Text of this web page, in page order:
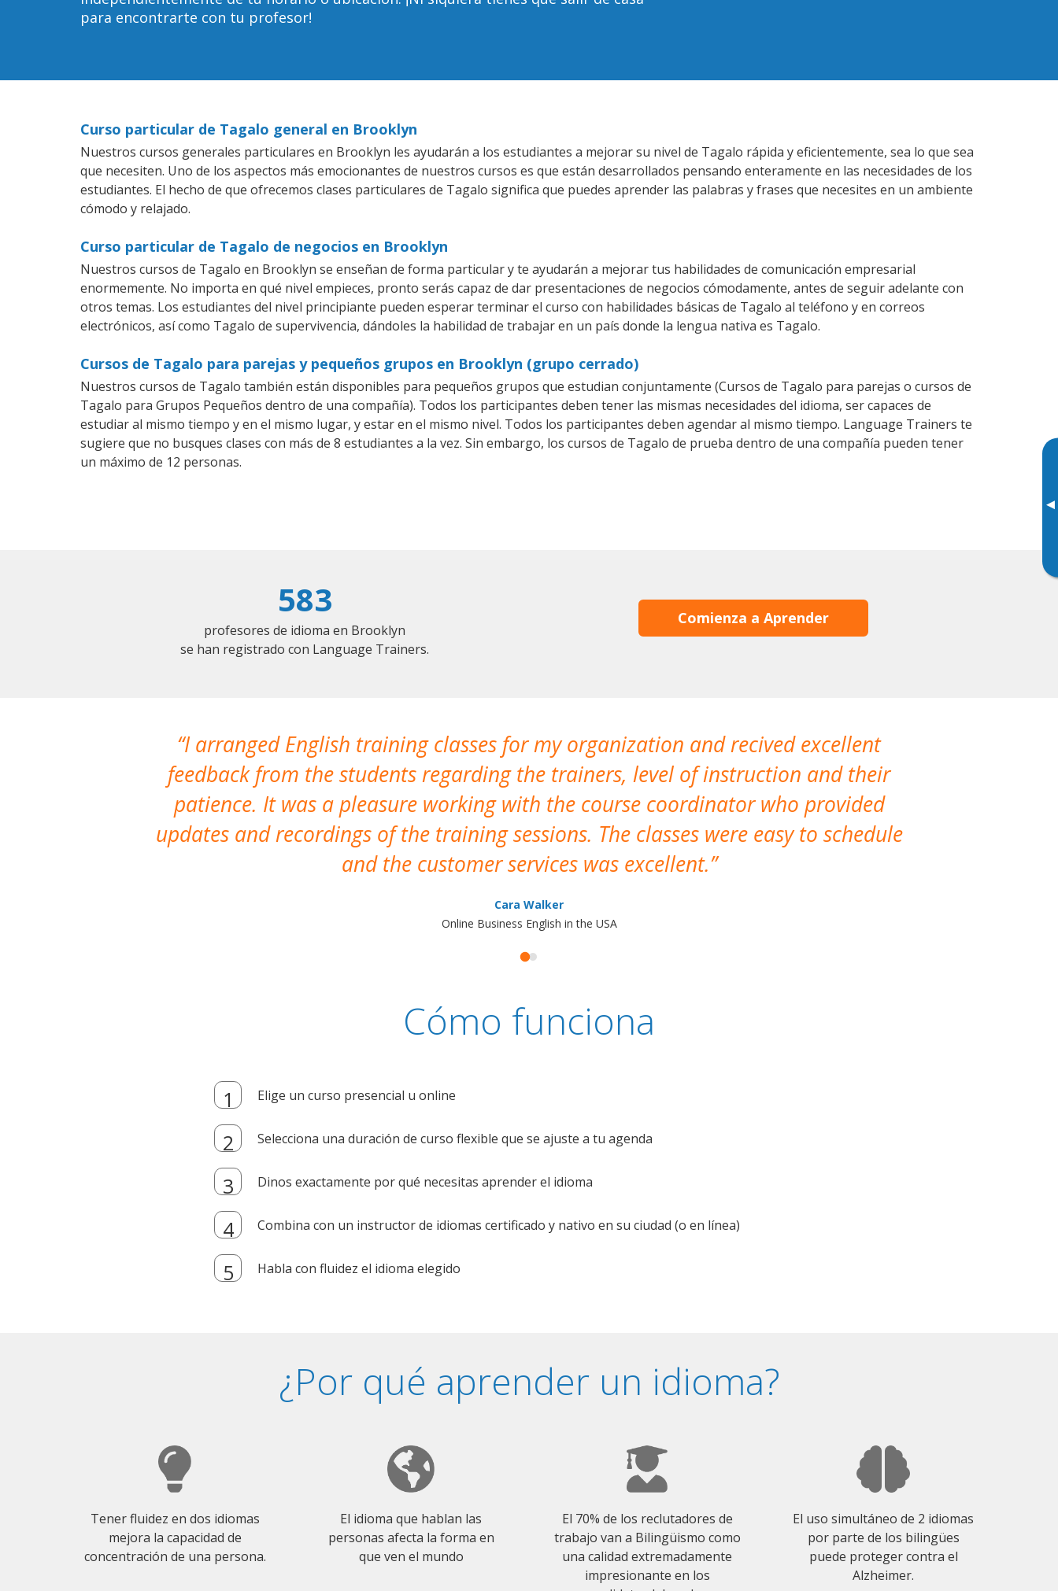
▸
para encontrarte con tu profesor!
Curso particular de Tagalo general en Brooklyn
Nuestros cursos generales particulares en Brooklyn les ayudarán a los estudiantes a mejorar su nivel de Tagalo rápida y eficientemente, sea lo que sea
que necesiten. Uno de los aspectos más emocionantes de nuestros cursos es que están desarrollados pensando enteramente en las necesidades de los
estudiantes. El hecho de que ofrecemos clases particulares de Tagalo significa que puedes aprender las palabras y frases que necesites en un ambiente
cómodo y relajado.
Curso particular de Tagalo de negocios en Brooklyn
Nuestros cursos de Tagalo en Brooklyn se enseñan de forma particular y te ayudarán a mejorar tus habilidades de comunicación empresarial
enormemente. No importa en qué nivel empieces, pronto serás capaz de dar presentaciones de negocios cómodamente, antes de seguir adelante con
otros temas. Los estudiantes del nivel principiante pueden esperar terminar el curso con habilidades básicas de Tagalo al teléfono y en correos
electrónicos, así como Tagalo de supervivencia, dándoles la habilidad de trabajar en un país donde la lengua nativa es Tagalo.
Cursos de Tagalo para parejas y pequeños grupos en Brooklyn (grupo cerrado)
Nuestros cursos de Tagalo también están disponibles para pequeños grupos que estudian conjuntamente (Cursos de Tagalo para parejas o cursos de
Tagalo para Grupos Pequeños dentro de una compañía). Todos los participantes deben tener las mismas necesidades del idioma, ser capaces de
estudiar al mismo tiempo y en el mismo lugar, y estar en el mismo nivel. Todos los participantes deben agendar al mismo tiempo. Language Trainers te
sugiere que no busques clases con más de 8 estudiantes a la vez. Sin embargo, los cursos de Tagalo de prueba dentro de una compañía pueden tener
un máximo de 12 personas.
583
profesores de idioma en Brooklyn
se han registrado con Language Trainers.
Comienza a Aprender
I arranged English training classes for my organization and recived excellent
feedback from the students regarding the trainers, level of instruction and their
patience. It was a pleasure working with the course coordinator who provided
updates and recordings of the training sessions. The classes were easy to schedule
and the customer services was excellent.
Cara Walker
Online Business English in the USA
Cómo funciona
Elige un curso presencial u online
Selecciona una duración de curso flexible que se ajuste a tu agenda
Dinos exactamente por qué necesitas aprender el idioma
Combina con un instructor de idiomas certificado y nativo en su ciudad (o en línea)
Habla con fluidez el idioma elegido
¿Por qué aprender un idioma?
Tener fluidez en dos idiomas
mejora la capacidad de
concentración de una persona.
El idioma que hablan las
personas afecta la forma en
que ven el mundo
El 70% de los reclutadores de
trabajo van a Bilingüismo como
una calidad extremadamente
impresionante en los
El uso simultáneo de 2 idiomas
por parte de los bilingües
puede proteger contra el
Alzheimer.